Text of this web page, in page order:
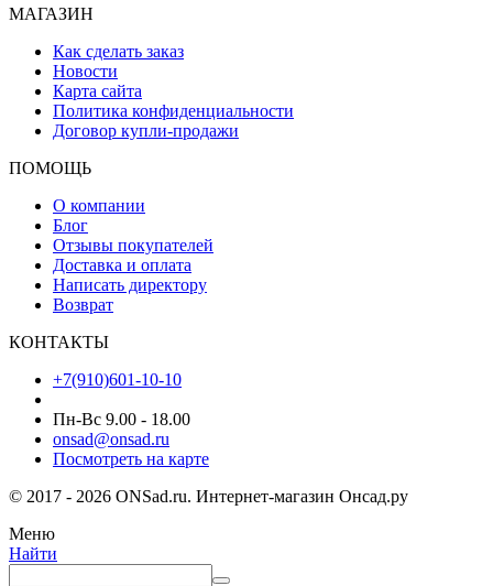
МАГАЗИН
Как сделать заказ
Новости
Карта сайта
Политика конфиденциальности
Договор купли-продажи
ПОМОЩЬ
О компании
Блог
Отзывы покупателей
Доставка и оплата
Написать директору
Возврат
КОНТАКТЫ
+7(910)601-10-10
Пн-Вс 9.00 - 18.00
onsad@onsad.ru
Посмотреть на карте
© 2017 - 2026 ONSad.ru. Интернет-магазин Онсад.ру
Меню
Найти